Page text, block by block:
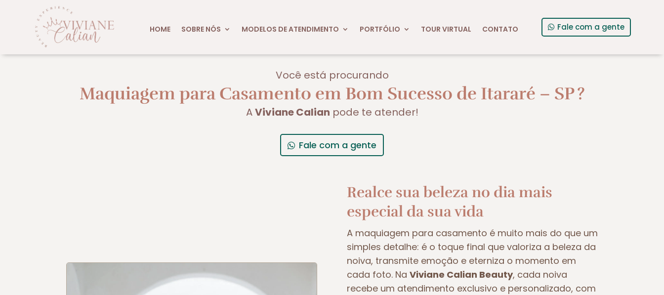
HOME SOBRE NÓS MODELOS DE ATENDIMENTO PORTFÓLIO TOUR VIRTUAL CONTATO Fale com a gente
Você está procurando
Maquiagem para Casamento em Bom Sucesso de Itararé – SP?
AViviane Calian pode te atender!
Fale com a gente
Realce sua beleza no dia mais
especial da sua vida
A maquiagem para casamento é muito mais do que um
simples detalhe: é o toque final que valoriza a beleza da
noiva, transmite emoção e eterniza o momento em
cada foto. Na Viviane Calian Beauty, cada noiva
recebe um atendimento exclusivo e personalizado, com